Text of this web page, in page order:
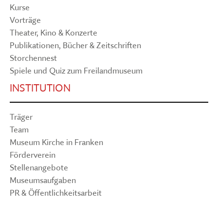
Kurse
Vorträge
Theater, Kino & Konzerte
Publikationen, Bücher & Zeitschriften
Storchennest
Spiele und Quiz zum Freilandmuseum
INSTITUTION
Träger
Team
Museum Kirche in Franken
Förderverein
Stellenangebote
Museumsaufgaben
PR & Öffentlichkeitsarbeit